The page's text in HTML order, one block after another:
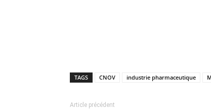
TAGS CNOV industrie pharmaceutique
Article précédent